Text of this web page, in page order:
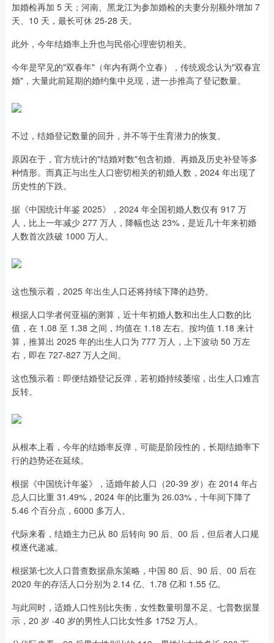
加婚检再加 5 天；河南、黑龙江为参加婚检的夫妻分别额外增加 7
天、10 天，最长可休 25-28 天。
此外，今年结婚率上升也与民俗心理密切相关。
今年是罕见的"双春年"（年内有两个立春），传统观念认为"双春宜
婚"，大量此前延期的婚约集中兑现，进一步推高了登记数量。
不过，结婚登记数量的回升，并不等于生育潜力的恢复。
原因在于，官方统计的"结婚对数"包含初婚、再婚及历史补登等多
种情形。而真正与出生人口密切相关的初婚人数，2024 年出现了
历史性的下跌。
据《中国统计年鉴 2025》，2024 年全国初婚人数仅有 917 万
人，比上一年减少 277 万人，降幅也达 23%，是近几十年来初婚
人数首次跌破 1000 万人。
这也预示着，2025 年出生人口还将持续下降的趋势。
根据人口学者何亚福的测算，近十年初婚人数和出生人口数的比
值，在 1.08 至 1.38 之间，均值在 1.18 左右。按均值 1.18 来计
算，推算出 2025 年的出生人口为 777 万人，上下波动 50 万左
右，即在 727-827 万人之间。
这也预示着：即便结婚登记反弹，若初婚持续萎缩，出生人口难言
反转。
从根本上看，今年的结婚率反弹，可能是阶段性的，长期结婚率下
行的趋势还在延续。
根据《中国统计年鉴》，适婚年龄人口（20-39 岁）在 2014 年占
总人口比重 31.49%，2024 年的比重为 26.03%，十年间下降了
5.46 个百分点，6000 多万人。
代际来看，结婚主力已从 80 后转向 90 后、00 后，但后者人口规
模逐代递减。
根据第七次人口普查数据鼎东策略，中国 80 后、90 后、00 后在
2020 年的存活人口分别为 2.14 亿、1.78 亿和 1.55 亿。
与此同时，适婚人口性别比失衡，女性数量明显不足。七普数据显
示，20 岁 -40 岁的男性人口比女性多 1752 万人。